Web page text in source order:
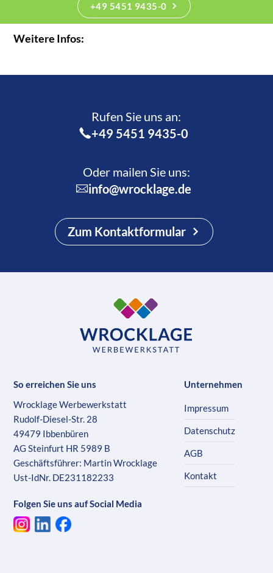
+49 5451 9435-0
Weitere Infos:
Rufen Sie uns an:­
+49 5451 9435-0
Oder mailen Sie uns:
info@wrocklage.de
Zum Kontaktformular
So erreichen Sie uns
Wrocklage Werbewerkstatt
Rudolf-Diesel-Str. 28
49479 Ibbenbüren
AG Steinfurt HR 5989 B
Geschäftsführer: Martin Wrocklage
Ust-IdNr. DE231182233
Folgen Sie uns auf Social Media
Unternehmen
Impressum
Datenschutz
AGB
Kontakt